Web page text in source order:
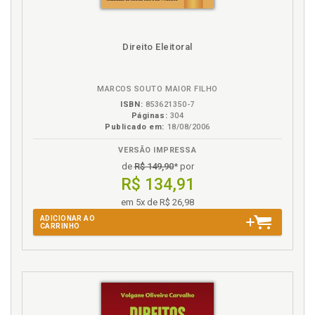
Estado democrático de direito. Papel da justiça
democrático de direito, p. 17
Funções da justiça eleitoral. Função administrativa,
Funções da justiça eleitoral. Função normativa, p. 45
Funções da justiça eleitoral. Função consultiva, p. 52
Inelegibilidade. Distinções conceituais (base
políticos, elegibilidade e inelegibilidade, p. 61
Direito Eleitoral
MARCOS SOUTO MAIOR FILHO
ISBN: 853621350-7
Páginas: 304
Publicado em: 18/08/2006
VERSÃO IMPRESSA
deR$ 149,90* por
R$ 134,91
em 5x de R$ 26,98
ADICIONAR AO
CARRINHO